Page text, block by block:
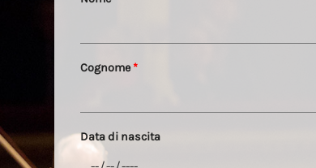
Cognome*
Data di nascita